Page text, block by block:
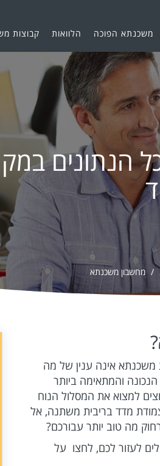
משכנתא הפוכה הלוואות קבוצות
הנתונים
מחשבון משכנתא
משכנתא אינה ענין של מה
והמתאימה ביותר
למצוא את המסלול הנוח
מדד בריבית משתנה, אל
מה טוב יותר עבורכם?
לעזור לכם, לחצו על